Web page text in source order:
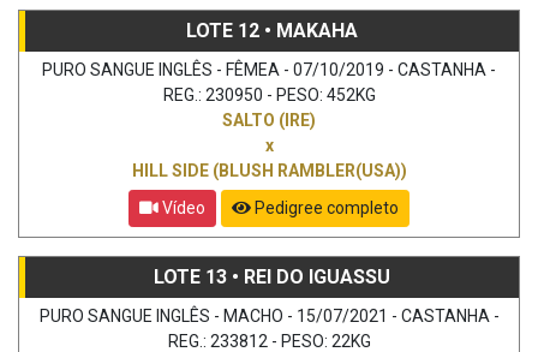
LOTE 12 • MAKAHA
PURO SANGUE INGLÊS - FÊMEA - 07/10/2019 - CASTANHA -
REG.: 230950 - PESO: 452KG
SALTO (IRE)
x
HILL SIDE (BLUSH RAMBLER(USA))
Vídeo
Pedigree completo
LOTE 13 • REI DO IGUASSU
PURO SANGUE INGLÊS - MACHO - 15/07/2021 - CASTANHA -
REG.: 233812 - PESO: 22KG